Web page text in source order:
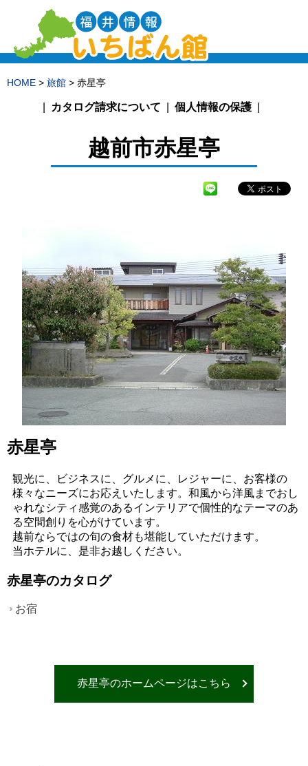
HOME > 旅館 > 赤星亭
カタログ請求について 個人情報の保護
越前市赤星亭
赤星亭
観光に、ビジネスに、グルメに、レジャーに、お客様の
様々なニーズにお応えいたします。和風から洋風までおし
ゃれなシティ感覚のあるインテリアで個性的なテーマのあ
る空間創りを心がけています。
越前ならではの旬の食材も堪能していただけます。
当ホテルに、是非お越しください。
赤星亭のカタログ
お宿
赤星亭のホームページはこちら